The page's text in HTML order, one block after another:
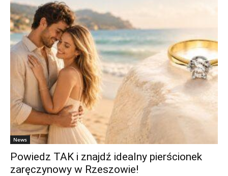
News
Powiedz TAK i znajdź idealny pierścionek
zaręczynowy w Rzeszowie!